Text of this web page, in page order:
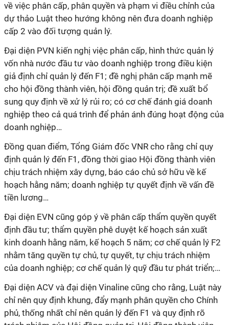
về việc phân cấp, phân quyền và phạm vi điều chỉnh của
dự thảo Luật theo hướng không nên đưa doanh nghiệp
cấp 2 vào đối tượng quản lý.
Đại diện PVN kiến nghị việc phân cấp, hình thức quản lý
vốn nhà nước đầu tư vào doanh nghiệp trong điều kiện
giả định chỉ quản lý đến F1; đề nghị phân cấp mạnh mẽ
cho hội đồng thành viên, hội đồng quản trị; đề xuất bổ
sung quy định về xử lý rủi ro; có cơ chế đánh giá doanh
nghiệp theo cả quá trình để phản ánh đúng hoạt động của
doanh nghiệp…
Đồng quan điểm, Tổng Giám đốc VNR cho rằng chỉ quy
định quản lý đến F1, đồng thời giao Hội đồng thành viên
chịu trách nhiệm xây dựng, báo cáo chủ sở hữu về kế
hoạch hằng năm; doanh nghiệp tự quyết định về vấn đề
tiền lương…
Đại diện EVN cũng góp ý về phân cấp thẩm quyền quyết
định đầu tư; thẩm quyền phê duyệt kế hoạch sản xuất
kinh doanh hằng năm, kế hoạch 5 năm; cơ chế quản lý F2
nhằm tăng quyền tự chủ, tự quyết, tự chịu trách nhiệm
của doanh nghiệp; cơ chế quản lý quỹ đầu tư phát triển;…
Đại diện ACV và đại diện Vinaline cũng cho rằng, Luật này
chỉ nên quy định khung, đẩy mạnh phân quyền cho Chính
phủ, thống nhất chỉ nên quản lý đến F1 và quy định rõ